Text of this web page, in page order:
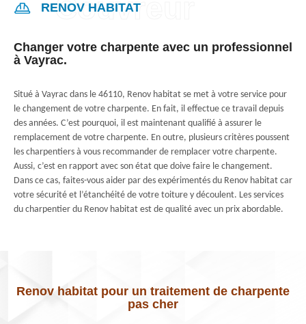
RENOV HABITAT
Changer votre charpente avec un professionnel
à Vayrac.
Situé à Vayrac dans le 46110, Renov habitat se met à votre service pour
le changement de votre charpente. En fait, il effectue ce travail depuis
des années. C’est pourquoi, il est maintenant qualifié à assurer le
remplacement de votre charpente. En outre, plusieurs critères poussent
les charpentiers à vous recommander de remplacer votre charpente.
Aussi, c’est en rapport avec son état que doive faire le changement.
Dans ce cas, faites-vous aider par des expérimentés du Renov habitat car
votre sécurité et l’étanchéité de votre toiture y découlent. Les services
du charpentier du Renov habitat est de qualité avec un prix abordable.
Renov habitat pour un traitement de charpente
pas cher